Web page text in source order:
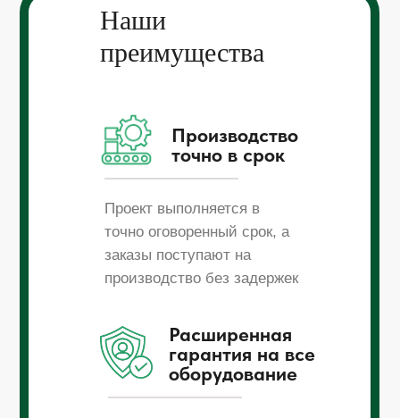
Наши
преимущества
Проект выполняется в
точно оговоренный срок, а
заказы поступают на
производство без задержек
Производство
точно в срок
Расширенная
гарантия на все
оборудование